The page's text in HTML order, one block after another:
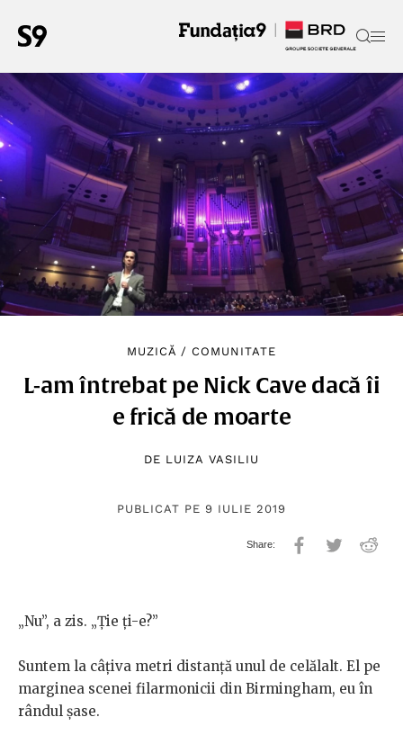
MUZICĂ / COMUNITATE
L-am întrebat pe Nick Cave dacă îi
e frică de moarte
DE LUIZA VASILIU
PUBLICAT PE 9 IULIE 2019
„Nu”, a zis. „Ție ți-e?”
Suntem la câțiva metri distanță unul de celălalt. El pe
marginea scenei filarmonicii din Birmingham, eu în
rândul șase.